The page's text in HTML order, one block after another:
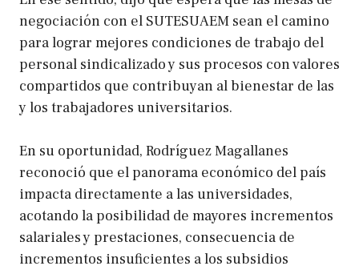
negociación con el SUTESUAEM sean el camino
para lograr mejores condiciones de trabajo del
personal sindicalizado y sus procesos con valores
compartidos que contribuyan al bienestar de las
y los trabajadores universitarios.
En su oportunidad, Rodríguez Magallanes
reconoció que el panorama económico del país
impacta directamente a las universidades,
acotando la posibilidad de mayores incrementos
salariales y prestaciones, consecuencia de
incrementos insuficientes a los subsidios